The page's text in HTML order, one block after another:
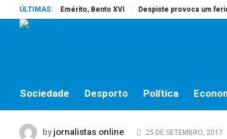
ÚLTIMAS:
o Papa Emérito, Bento XVI Despiste provoca um ferido na
Sociedade Desporto Política
almeirinenses
byjornalistas online 25 DE SETEMBRO, 2017